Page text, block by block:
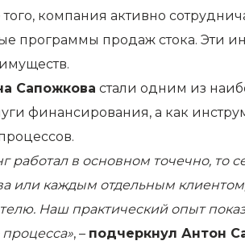
компания активно
программы продаж стока. Эти
Сапожкова стали одним из
финансирования, а как
работал в основном точечно, то
или каждым отдельным
Наш практический опыт
, – подчеркнул Антон